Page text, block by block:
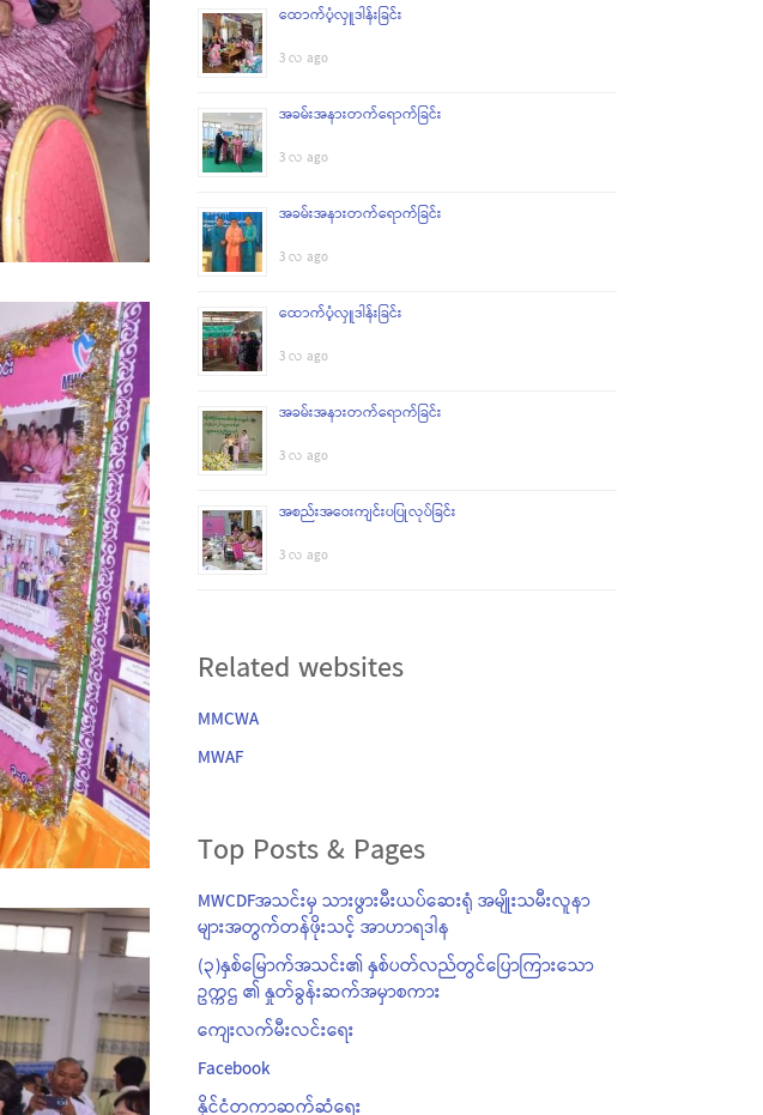
ထောက်ပံ့လှူဒါန်းခြင်း
3 လ ago
အခမ်းအနားတက်ရောက်ခြင်း
3 လ ago
အခမ်းအနားတက်ရောက်ခြင်း
3 လ ago
ထောက်ပံ့လှူဒါန်းခြင်း
3 လ ago
အခမ်းအနားတက်ရောက်ခြင်း
3 လ ago
အစည်းအဝေးကျင်းပပြုလုပ်ခြင်း
3 လ ago
Related websites
MMCWA
MWAF
Top Posts & Pages
MWCDFအသင်းမှ သားဖွားမီးယပ်ဆေးရုံ အမျိုးသမီးလူနာ
များအတွက်တန်ဖိုးသင့် အာဟာရဒါန
(၃)နှစ်မြောက်အသင်း၏ နှစ်ပတ်လည်တွင်ပြောကြားသော
ဥက္ကဌ ၏ နှုတ်ခွန်းဆက်အမှာစကား
ကျေးလက်မီးလင်းရေး
Facebook